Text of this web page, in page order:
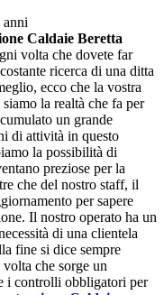
anni
Caldaie Beretta
volta che dovete far
ricerca di una ditta
ecco che la vostra
la realtà che fa per
un grande
di attività in questo
la possibilità di
preziose per la
che del nostro staff, il
per sapere
Il nostro operato ha un
di una clientela
fine si dice sempre
che sorge un
i controlli obbligatori per